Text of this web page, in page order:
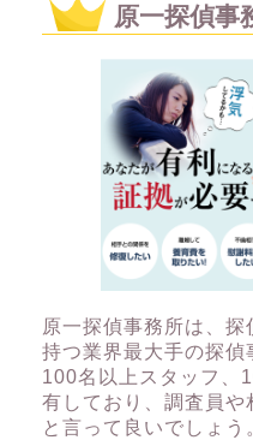
原一探偵事
原一探偵事務所は、
持つ業界最大手の探偵
100名以上スタッフ、
有しており、調査員や
と言って良いでしょ